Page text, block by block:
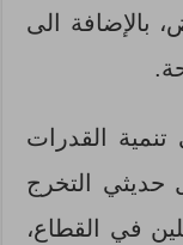
بالإضافة الى
القدرات
حديثي التخرج
في القطاع،